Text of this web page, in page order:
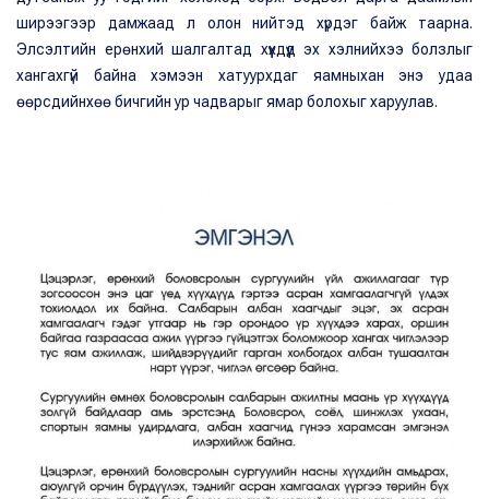
ширээгээр дамжаад л олон нийтэд хүрдэг байж таарна.
Элсэлтийн ерөнхий шалгалтад хүүхдүүд эх хэлнийхээ болзлыг
хангахгүй байна хэмээн хатуурхдаг яамныхан энэ удаа
өөрсдийнхөө бичгийн ур чадварыг ямар болохыг харуулав.